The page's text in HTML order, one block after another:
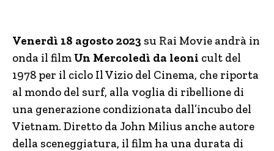
Venerdì 18 agosto 2023 su Rai Movie andrà in
onda il film Un Mercoledì da leoni cult del
1978 per il ciclo Il Vizio del Cinema, che riporta
al mondo del surf, alla voglia di ribellione di
una generazione condizionata dall’incubo del
Vietnam. Diretto da John Milius anche autore
della sceneggiatura, il film ha una durata di